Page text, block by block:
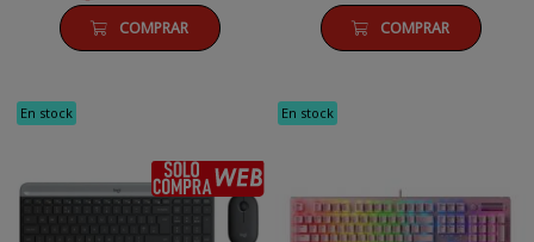
COMPRAR COMPRAR
En stock En stock